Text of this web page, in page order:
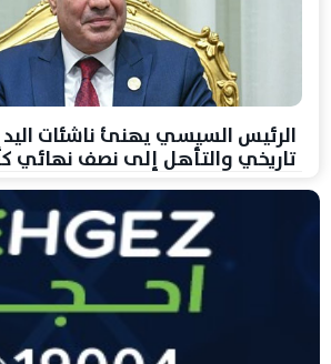
الرئيس السيسي يهنئ ناشئات اليد
تاريخي والتأهل إلى نصف نهائي